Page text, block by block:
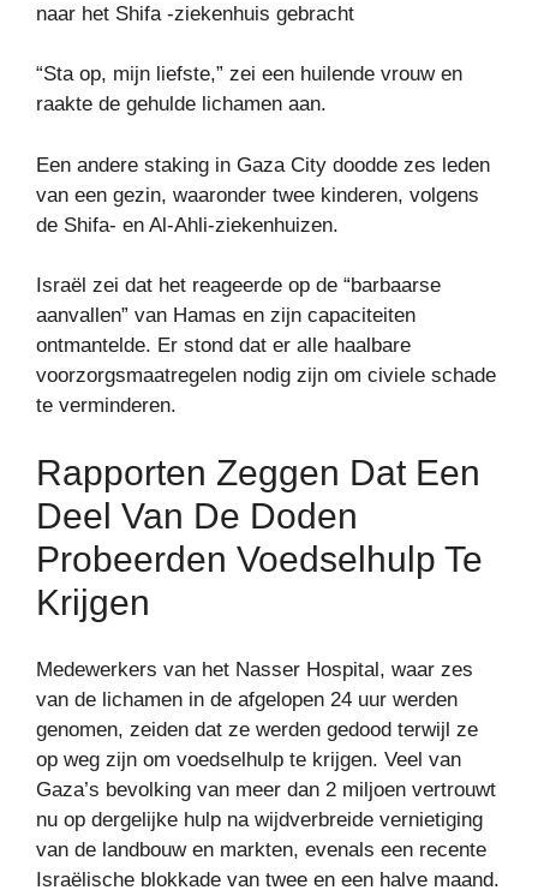
naar het Shifa -ziekenhuis gebracht
“Sta op, mijn liefste,” zei een huilende vrouw en
raakte de gehulde lichamen aan.
Een andere staking in Gaza City doodde zes leden
van een gezin, waaronder twee kinderen, volgens
de Shifa- en Al-Ahli-ziekenhuizen.
Israël zei dat het reageerde op de “barbaarse
aanvallen” van Hamas en zijn capaciteiten
ontmantelde. Er stond dat er alle haalbare
voorzorgsmaatregelen nodig zijn om civiele schade
te verminderen.
Rapporten Zeggen Dat Een
Deel Van De Doden
Probeerden Voedselhulp Te
Krijgen
Medewerkers van het Nasser Hospital, waar zes
van de lichamen in de afgelopen 24 uur werden
genomen, zeiden dat ze werden gedood terwijl ze
op weg zijn om voedselhulp te krijgen. Veel van
Gaza’s bevolking van meer dan 2 miljoen vertrouwt
nu op dergelijke hulp na wijdverbreide vernietiging
van de landbouw en markten, evenals een recente
Israëlische blokkade van twee en een halve maand.